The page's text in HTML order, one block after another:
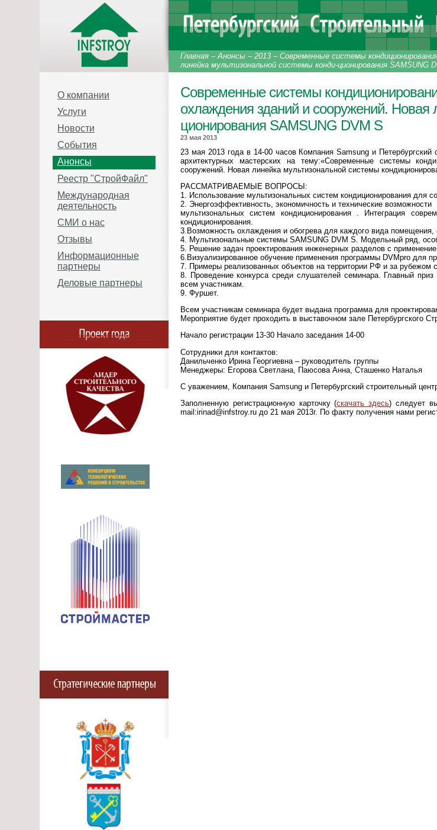
Современные системы
охлаждения зданий и сооружений. Новая
ционирования SAMSUNG DVM S
23 мая 2013
23 мая 2013 года в 14-00 часов Компания Samsung и Петербургский
архитектурных мастерских на тему:«Современные системы
сооружений. Новая линейка мультизональной системы
РАССМАТРИВАЕМЫЕ ВОПРОСЫ:
1. Использование мультизональных систем кондиционирования для
2. Энергоэффективность, экономичность и технические возможности
мультизональных систем кондиционирования . Интеграция
кондиционирования.
3.Возможность охлаждения и обогрева для каждого вида
4. Мультизональные системы SAMSUNG DVM S. Модельный ряд,
5. Решение задач проектирования инженерных разделов с
6.Визуализированное обучение применения программы DVMpro для
7. Примеры реализованных объектов на территории РФ и за рубежом
8. Проведение конкурса среди слушателей семинара. Главный
всем участникам.
9. Фуршет.
Всем участникам семинара будет выдана программа для
Мероприятие будет проходить в выставочном зале Петербургского
Начало регистрации 13-30 Начало заседания 14-00
Сотрудники для контактов:
Данильченко Ирина Георгиевна – руководитель группы
Менеджеры: Егорова Светлана, Паюсова Анна, Сташенко Наталья
С уважением, Компания Samsung и Петербургский строительный
Заполненную регистрационную карточку (скачать здесь) следует
mail:irinad@infstroy.ru до 21 мая 2013г. По факту получения нами
Главная–Анонсы– 2013– Современные системы
линейка мультизональной системы конди-ционирования SAMSUNG
О компании
Услуги
Новости
События
Анонсы
Реестр "СтройФайл"
Международная
деятельность
СМИ о нас
Отзывы
Информационные
партнеры
Деловые партнеры